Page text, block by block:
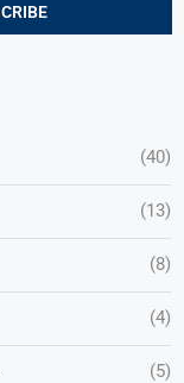
(40)
(13)
(8)
(4)
(5)